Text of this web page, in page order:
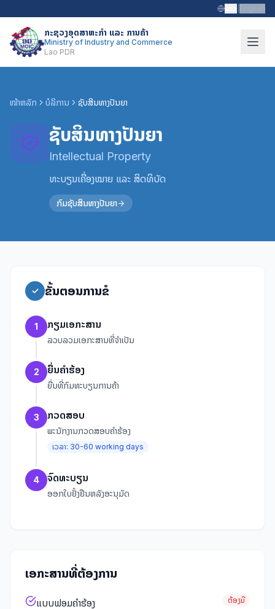
ກະຊວງອຸດສາຫະກຳ ແລະ ການຄ້າ
Ministry of Industry and Commerce
Lao PDR
ໜ້າຫລັກ ບໍລິການ ຊັບສິນທາງປັນຍາ
ຊັບສິນທາງປັນຍາ
Intellectual Property
ທະບຽນເຄື່ອງໝາຍ ແລະ ສິດທິບັດ
ກົມຊັບສິນທາງປັນຍາ
✓ ຂັ້ນຕອນການຂໍ
1 ກຽມເອກະສານ
ລວບລວມເອກະສານທີ່ຈຳເປັນ
2 ຍື່ນຄໍາຮ້ອງ
ຍື່ນທີ່ກົມທະບຽນການຄ້າ
3 ກວດສອບ
ພະນັກງານກວດສອບຄໍາຮ້ອງ
ເວລາ: 30-60 working days
4 ຈົດທະບຽນ
ອອກໃບຢັ້ງຢືນຫລັງອະນຸມັດ
ເອກະສານທີ່ຕ້ອງການ
ແບບຟອມຄໍາຮ້ອງ ຕ້ອງມີ